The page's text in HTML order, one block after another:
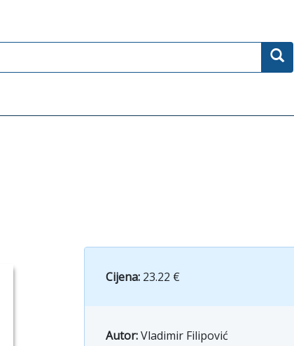
Cijena: 23.22 €
Autor:Vladimir Filipović